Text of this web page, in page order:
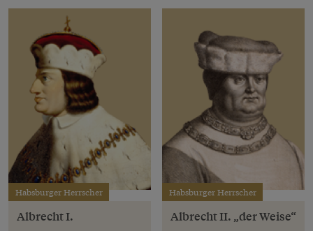
Habsburger Herrscher
Albrecht I.
Habsburger Herrscher
Albrecht II. „der Weise“